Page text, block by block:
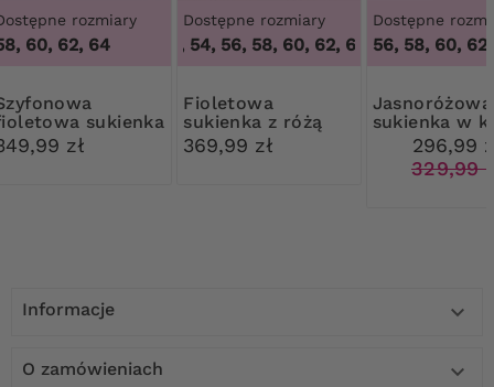
rozmiary
60, 62, 64
sukienka
paskiem
zł
Dostępne rozmiary
50, 52, 54, 56, 58, 60, 62, 64 50, 52, 54,
Fioletowa
sukienka z różą
369,99 zł
Dostępne
56, 58, 60,
Jasnoróżowa
sukienka w
296,99
329,99
Informacje 
O zamówieniach 